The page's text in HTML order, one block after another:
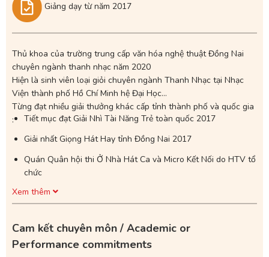
Giảng dạy từ năm 2017
Thủ khoa của trường trung cấp văn hóa nghệ thuật Đồng Nai
chuyên ngành thanh nhạc năm 2020
Hiện là sinh viên loại giỏi chuyên ngành Thanh Nhạc tại Nhạc
Viện thành phố Hồ Chí Minh hệ Đại Học
Từng đạt nhiều giải thưởng khác cấp tỉnh thành phố và quốc gia
:
Tiết mục đạt Giải Nhì Tài Năng Trẻ toàn quốc 2017
Giải nhất Giọng Hát Hay tỉnh Đồng Nai 2017
Quán Quân hội thi Ở Nhà Hát Ca và Micro Kết Nối do HTV tổ
chức
Giải Nhất Hội Thi "Tuyên Truyền Ca Khúc Cách Mạng" Thành
Phố Biên Hoà năm 2020
Từng xuất hiện trên các ĐTH lớn của Việt Nam như : HTV,
VTV, ANTV...
Xem thêm
Cam kết chuyên môn / Academic or
Performance commitments